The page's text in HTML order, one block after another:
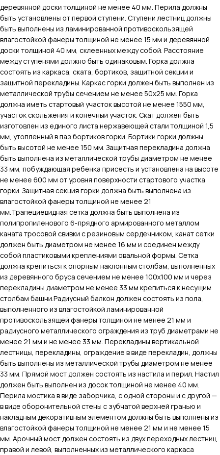
деревянной доски толщиной не менее 40 мм. Перила должны
быть установлены от первой ступени. Ступени лестниц должны
быть выполнены из ламинированной противоскользящей
влагостойкой фанеры толщиной не менее 15 мм и деревянной
доски толщиной 40 мм, склеенных между собой. Расстояние
между ступенями должно быть одинаковым. Горка должна
состоять из каркаса, ската, бортиков, защитной секции и
защитной перекладины. Каркас горки должен быть выполнен из
металлической трубы сечением не менее 50х25 мм. Горка
должна иметь стартовый участок высотой не менее 1550 мм,
участок скольжения и конечный участок. Скат должен быть
изготовлен из единого листа нержавеющей стали толщиной 1,5
мм, утопленный в паз бортиков горки. Бортики горки должны
быть высотой не менее 150 мм. Защитная перекладина должна
быть выполнена из металлической трубы диаметром не менее
33 мм, побуждающая ребенка присесть и установлена на высоте
не менее 600 мм от уровня поверхности стартового участка
горки. Защитная секция горки должна быть выполнена из
влагостойкой фанеры толщиной не менее 21
мм.Трапециевидная сетка должна быть выполнена из
полипропиленового 6-прядного армированного металлом
каната тросовой свивки с резиновым сердечником, канат сетки
должен быть диаметром не менее 16 мм и соединен между
собой пластиковыми креплениями овальной формы. Сетка
должна крепиться к опорным наклонным столбам, выполненных
из деревянного бруса сечением не менее 100х100 мм и через
перекладины диаметром не менее 33 мм крепиться к несущим
столбам башни.Радиусный балкон должен состоять из пола,
выполненного из влагостойкой ламинированной
противоскользящей фанеры толщиной не менее 21 мм и
радиусного металлического ограждения из труб диаметрами не
менее 21 мм и не менее 33 мм. Перекладины вертикальной
лестницы, перекладины, ограждение в виде перекладин, должны
быть выполнены из металлической трубы диаметром не менее
33 мм. Прямой мост должен состоять из настила и перил. Настил
должен быть выполнен из досок толщиной не менее 40 мм.
Перила мостика в виде заборчика, с одной стороны и с другой —
в виде оборонительной стены с зубчатой верхней гранью и
накладным декоративным элементом должны быть выполнены из
влагостойкой фанеры толщиной не менее 21 мм и не менее 15
мм. Арочный мост должен состоять из двух переходных лестниц
правой и левой, выполненных из металлического каркаса